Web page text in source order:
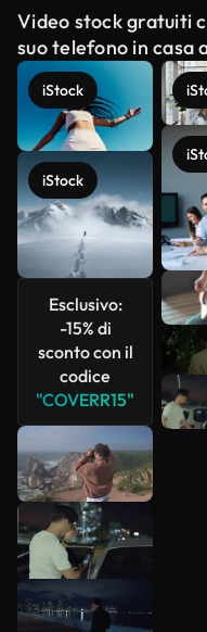
Video stock gratuiti
suo telefono in casa
iStock
iStock
Esclusivo:
-15% di
sconto con il
codice
"COVERR15"